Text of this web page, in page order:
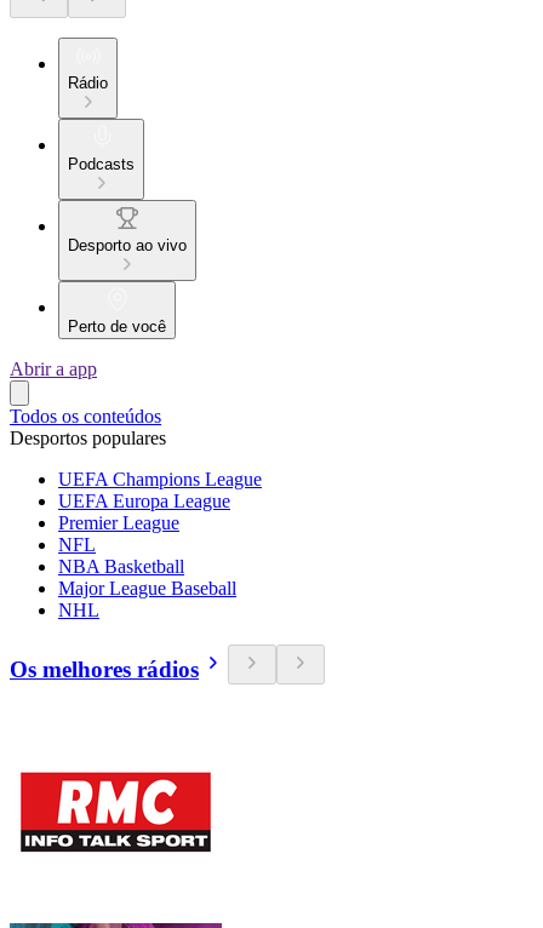
Rádio
Podcasts
Desporto ao vivo
Perto de você
Abrir a app
Todos os conteúdos
Desportos populares
UEFA Champions League
UEFA Europa League
Premier League
NFL
NBA Basketball
Major League Baseball
NHL
Os melhores rádios